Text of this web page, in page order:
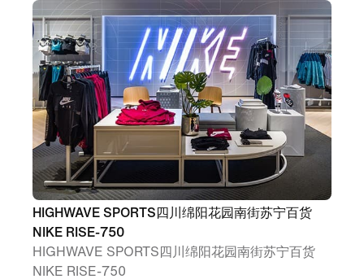
HIGHWAVE SPORTS四川绵阳花园南街苏宁百货
NIKE RISE-750
HIGHWAVE SPORTS四川绵阳花园南街苏宁百货
NIKE RISE-750